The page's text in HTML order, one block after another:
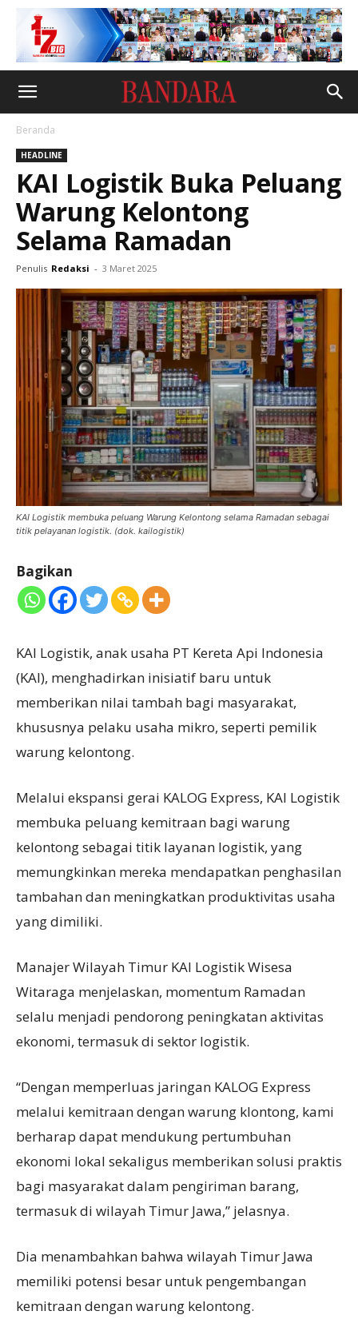
Beranda
HEADLINE
KAI Logistik Buka Peluang
Warung Kelontong
Selama Ramadan
Penulis Redaksi - 3 Maret 2025
KAI Logistik membuka peluang Warung Kelontong selama Ramadan sebagai
titik pelayanan logistik. (dok. kailogistik)
Bagikan
KAI Logistik, anak usaha PT Kereta Api Indonesia
(KAI), menghadirkan inisiatif baru untuk
memberikan nilai tambah bagi masyarakat,
khususnya pelaku usaha mikro, seperti pemilik
warung kelontong.
Melalui ekspansi gerai KALOG Express, KAI Logistik
membuka peluang kemitraan bagi warung
kelontong sebagai titik layanan logistik, yang
memungkinkan mereka mendapatkan penghasilan
tambahan dan meningkatkan produktivitas usaha
yang dimiliki.
Manajer Wilayah Timur KAI Logistik Wisesa
Witaraga menjelaskan, momentum Ramadan
selalu menjadi pendorong peningkatan aktivitas
ekonomi, termasuk di sektor logistik.
“Dengan memperluas jaringan KALOG Express
melalui kemitraan dengan warung klontong, kami
berharap dapat mendukung pertumbuhan
ekonomi lokal sekaligus memberikan solusi praktis
bagi masyarakat dalam pengiriman barang,
termasuk di wilayah Timur Jawa,” jelasnya.
Dia menambahkan bahwa wilayah Timur Jawa
memiliki potensi besar untuk pengembangan
kemitraan dengan warung kelontong.